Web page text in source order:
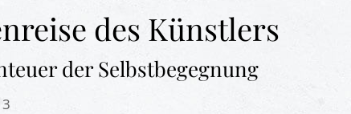
des Künstlers
der Selbstbegegnung